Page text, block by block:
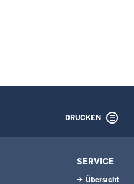
DRUCKEN
SERVICE
Übersicht